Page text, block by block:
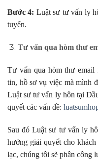
Bước 4: Luật sư tư vấn ly
tuyến.
Tưvấn qua hòm thư
Tư vấn qua hòm thư email
tin, hồ sơ vụ việc mà mình
Luật sư tư vấn ly hôn tại
quyết các vấn đề:
Sau đó Luật sư tư vấn ly
hướng giải quyết cho
lạc, chúng tôi sẽ phân công